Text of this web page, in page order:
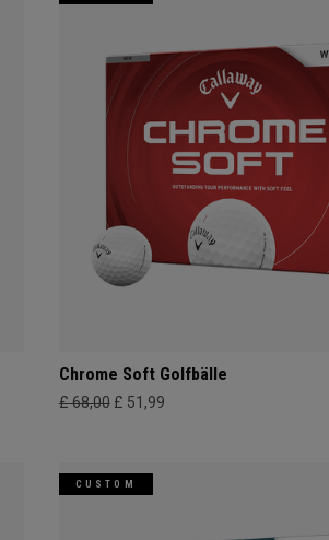
Chrome Soft Golfbälle
£ 68,00 £ 51,99
CUSTOM